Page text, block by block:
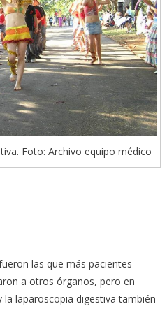
Foto: Archivo equipo médico
las que más pacientes
a otros órganos, pero en
laparoscopia digestiva también